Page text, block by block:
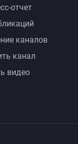
отчет
каналов
канал
видео